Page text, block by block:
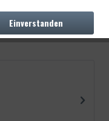
Einverstanden